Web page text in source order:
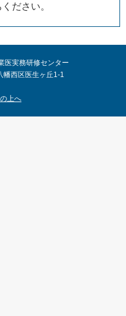
ださい。
実務研修センター
西区医生ヶ丘1-1
上へ